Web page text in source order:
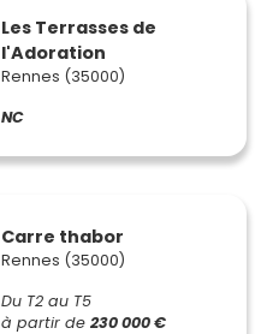
Les Terrasses de
l'Adoration
Rennes (35000)
NC
Carre thabor
Rennes (35000)
Du T2 au T5
à partir de 230 000 €